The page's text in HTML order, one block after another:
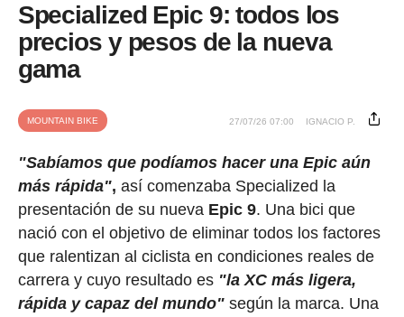
Specialized Epic 9: todos los
precios y pesos de la nueva
gama
MOUNTAIN BIKE 27/07/26 07:00 IGNACIO P.
"Sabíamos que podíamos hacer una Epic aún
más rápida", así comenzaba Specialized la
presentación de su nueva Epic 9. Una bici que
nació con el objetivo de eliminar todos los factores
que ralentizan al ciclista en condiciones reales de
carrera y cuyo resultado es "la XC más ligera,
rápida y capaz del mundo" según la marca. Una